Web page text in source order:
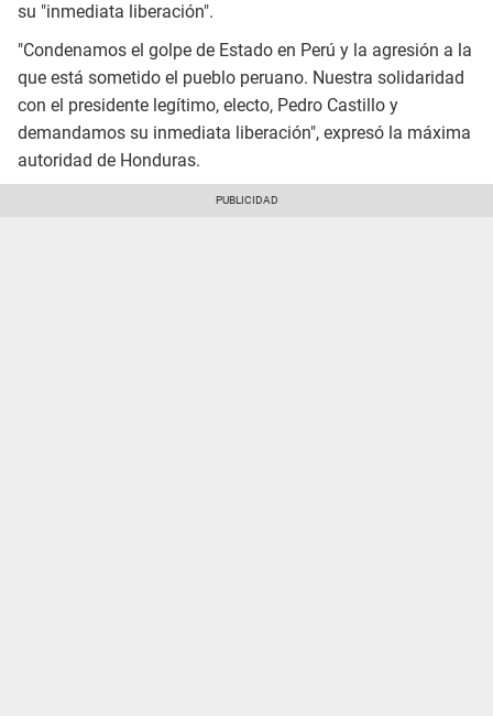
su "inmediata liberación".
"Condenamos el golpe de Estado en Perú y la agresión a la
que está sometido el pueblo peruano. Nuestra solidaridad
con el presidente legítimo, electo, Pedro Castillo y
demandamos su inmediata liberación", expresó la máxima
autoridad de Honduras.